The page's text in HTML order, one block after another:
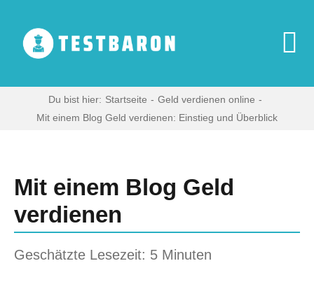
springen
Haushaltsgeräte
Multimedia
Du bist hier: Startseite
Geld verdienen online
Mit einem Blog Geld verdienen: Einstieg und Überblick
BildMit einem Blog Geld
verdienen
Geschätzte Lesezeit: 5 Minuten